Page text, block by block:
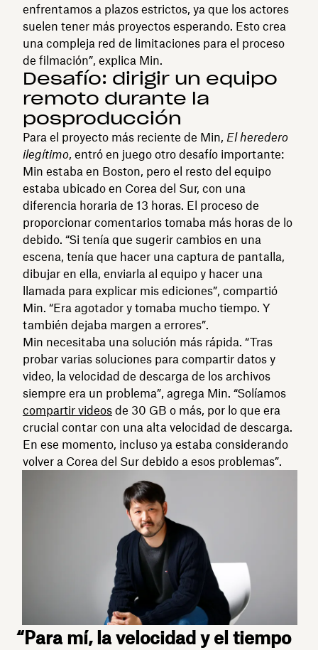
enfrentamos a plazos estrictos, ya que los actores
suelen tener más proyectos esperando. Esto crea
una compleja red de limitaciones para el proceso
de filmación”, explica Min.
Desafío: dirigir un equipo
remoto durante la
posproducción
Para el proyecto más reciente de Min, El heredero
ilegítimo, entró en juego otro desafío importante:
Min estaba en Boston, pero el resto del equipo
estaba ubicado en Corea del Sur, con una
diferencia horaria de 13 horas. El proceso de
proporcionar comentarios tomaba más horas de lo
debido. “Si tenía que sugerir cambios en una
escena, tenía que hacer una captura de pantalla,
dibujar en ella, enviarla al equipo y hacer una
llamada para explicar mis ediciones”, compartió
Min. “Era agotador y tomaba mucho tiempo. Y
también dejaba margen a errores”.
Min necesitaba una solución más rápida. “Tras
probar varias soluciones para compartir datos y
video, la velocidad de descarga de los archivos
siempre era un problema”, agrega Min. “Solíamos
compartir videos de 30 GB o más, por lo que era
crucial contar con una alta velocidad de descarga.
En ese momento, incluso ya estaba considerando
volver a Corea del Sur debido a esos problemas”.
“Para mí, la velocidad y el tiempo